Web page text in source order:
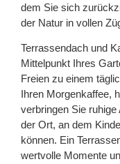
dem Sie sich
der Natur in vollen
Terrassendach und
Mittelpunkt Ihres
Freien zu einem
Ihren Morgenkaffee,
verbringen Sie
der Ort, an dem
können. Ein
wertvolle Momente